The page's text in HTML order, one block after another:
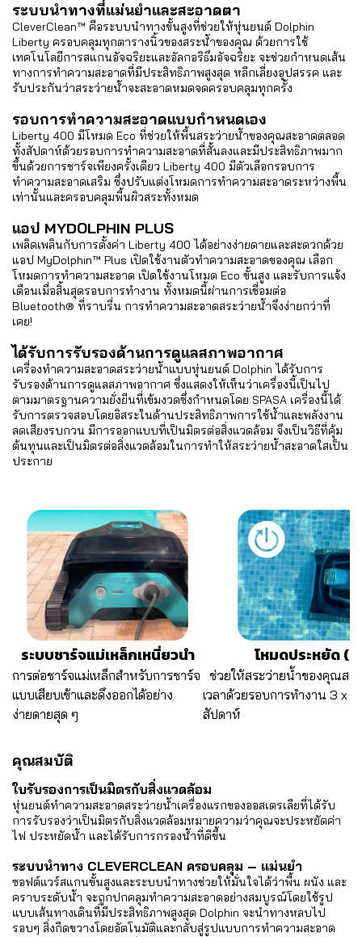
ระบบนำทางที่แม่นยำและสะอาดตา
CleverClean™ คือระบบนำทางขั้นสูงที่ช่วยให้หุ่นยนต์ Dolphin
Liberty ครอบคลุมทุกตารางนิ้วของสระน้ำของคุณ ด้วยการใช้
เทคโนโลยีการสแกนอัจฉริยะและอัลกอริธึมอัจฉริยะ จะช่วยกำหนดเส้น
ทางการทำความสะอาดที่มีประสิทธิภาพสูงสุด หลีกเลี่ยงอุปสรรค และ
รับประกันว่าสระว่ายน้ำจะสะอาดหมดจดครอบคลุมทุกครั้ง
รอบการทำความสะอาดแบบกำหนดเอง
Liberty 400 มีโหมด Eco ที่ช่วยให้พื้นสระว่ายน้ำของคุณสะอาดตลอด
ทั้งสัปดาห์ด้วยรอบการทำความสะอาดที่สั้นลงและมีประสิทธิภาพมาก
ขึ้นด้วยการชาร์จเพียงครั้งเดียว Liberty 400 มีตัวเลือกรอบการ
ทำความสะอาดเสริม ซึ่งปรับแต่งโหมดการทำความสะอาดระหว่างพื้น
เท่านั้นและครอบคลุมพื้นผิวสระทั้งหมด
แอป MYDOLPHIN PLUS
เพลิดเพลินกับการตั้งค่า Liberty 400 ได้อย่างง่ายดายและสะดวกด้วย
แอป MyDolphin™ Plus เปิดใช้งานตัวทำความสะอาดของคุณ เลือก
โหมดการทำความสะอาด เปิดใช้งานโหมด Eco ขั้นสูง และรับการแจ้ง
เตือนเมื่อสิ้นสุดรอบการทำงาน ทั้งหมดนี้ผ่านการเชื่อมต่อ
Bluetooth® ที่ราบรื่น การทำความสะอาดสระว่ายน้ำจึงง่ายกว่าที่
เคย!
ได้รับการรับรองด้านการดูแลสภาพอากาศ
เครื่องทำความสะอาดสระว่ายน้ำแบบหุ่นยนต์ Dolphin ได้รับการ
รับรองด้านการดูแลสภาพอากาศ ซึ่งแสดงให้เห็นว่าเครื่องนี้เป็นไป
ตามมาตรฐานความยั่งยืนที่เข้มงวดซึ่งกำหนดโดย SPASA เครื่องนี้ได้
รับการตรวจสอบโดยอิสระในด้านประสิทธิภาพการใช้น้ำและพลังงาน
ลดเสียงรบกวน มีการออกแบบที่เป็นมิตรต่อสิ่งแวดล้อม จึงเป็นวิธีที่คุ้ม
ต้นทุนและเป็นมิตรต่อสิ่งแวดล้อมในการทำให้สระว่ายน้ำสะอาดใสเป็น
ประกาย
ระบบชาร์จแม่เหล็กเหนี่ยวนำ โหมดประหยัด
การต่อชาร์จแม่เหล็กสำหรับการชาร์จ
แบบเสียบเข้าและดึงออกได้อย่าง
ง่ายดายสุด ๆ
ช่วยให้สระว่ายน้ำของคุณสะ
เวลาด้วยรอบการทำงาน 3 x
สัปดาห์
คุณสมบัติ
ใบรับรองการเป็นมิตรกับสิ่งแวดล้อม
หุ่นยนต์ทำความสะอาดสระว่ายน้ำเครื่องแรกของออสเตรเลียที่ได้รับ
การรับรองว่าเป็นมิตรกับสิ่งแวดล้อมหมายความว่าคุณจะประหยัดค่า
ไฟ ประหยัดน้ำ และได้รับการกรองน้ำที่ดีขึ้น
ระบบนำทาง CLEVERCLEAN ครอบคลุม – แม่นยำ
ซอฟต์แวร์สแกนขั้นสูงและระบบนำทางช่วยให้มั่นใจได้ว่าพื้น ผนัง และ
คราบระดับน้ำ จะถูกปกคลุมทำความสะอาดอย่างสมบูรณ์โดยใช้รูป
แบบเส้นทางเดินที่มีประสิทธิภาพสูงสุด Dolphin จะนำทางหลบไป
รอบๆ สิ่งกีดขวางโดยอัตโนมัติและกลับสู่รูปแบบการทำความสะอาด